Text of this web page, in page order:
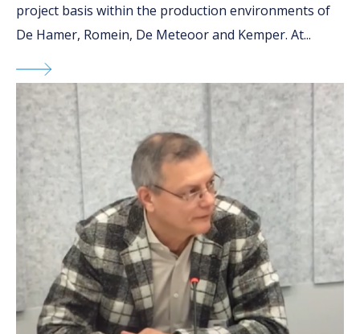
project basis within the production environments of
De Hamer, Romein, De Meteoor and Kemper. At...